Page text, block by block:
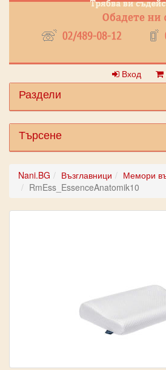
Вход
Раздели
Търсене
Nani.BG Възглавници
Мемори
RmEss_EssenceAnatomik10